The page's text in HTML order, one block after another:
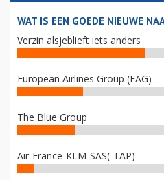
WAT IS EEN GOEDE NIEUWE
Verzin alsjeblieft iets anders
European Airlines Group (EAG)
The Blue Group
Air-France-KLM-SAS(-TAP)